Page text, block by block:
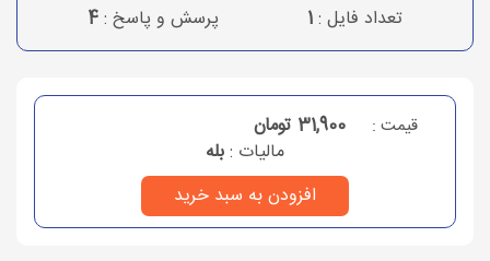
تعداد فایل :1 پرسش و پاسخ :4
قیمت :
31,900 تومان
مالیات :بله
افزودن به سبد خرید